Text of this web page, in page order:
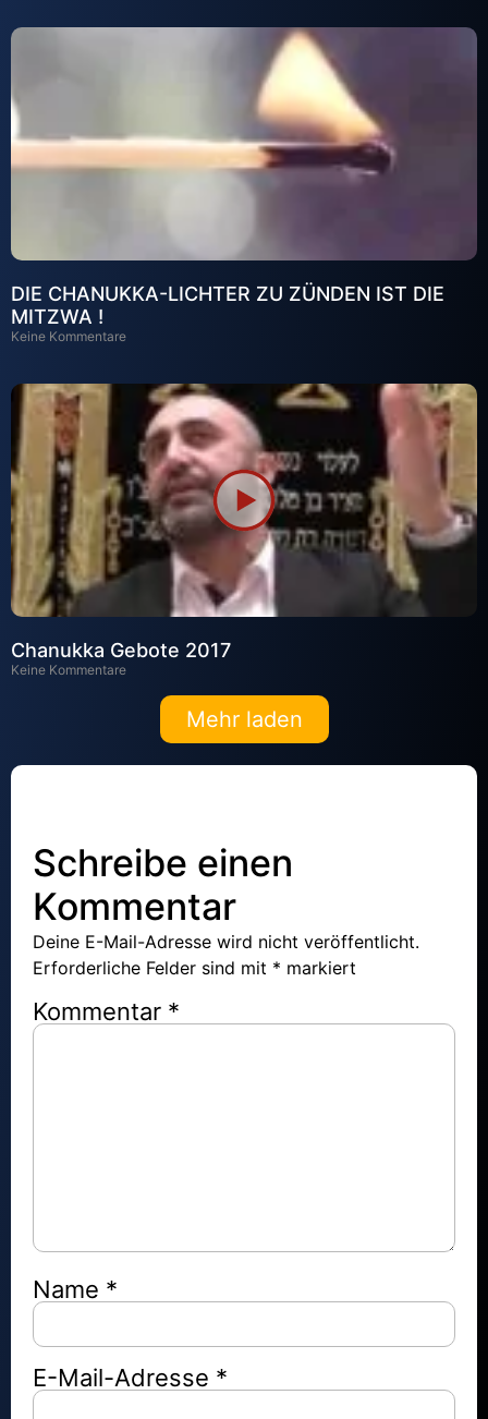
DIE CHANUKKA-LICHTER ZU ZÜNDEN IST DIE
MITZWA !
Keine Kommentare
Chanukka Gebote 2017
Keine Kommentare
Mehr laden
Schreibe einen
Kommentar
Deine E-Mail-Adresse wird nicht veröffentlicht.
Erforderliche Felder sind mit * markiert
Kommentar *
Name *
E-Mail-Adresse *